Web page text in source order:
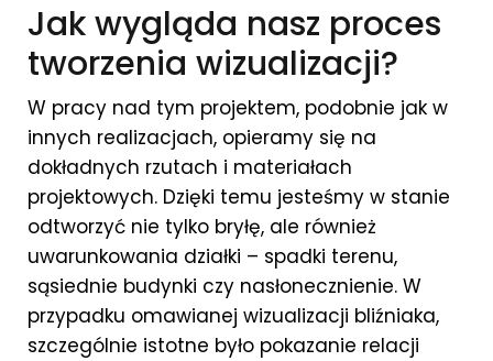
Jak wygląda nasz proces
tworzenia wizualizacji?
W pracy nad tym projektem, podobnie jak w
innych realizacjach, opieramy się na
dokładnych rzutach i materiałach
projektowych. Dzięki temu jesteśmy w stanie
odtworzyć nie tylko bryłę, ale również
uwarunkowania działki – spadki terenu,
sąsiednie budynki czy nasłonecznienie. W
przypadku omawianej wizualizacji bliźniaka,
szczególnie istotne było pokazanie relacji